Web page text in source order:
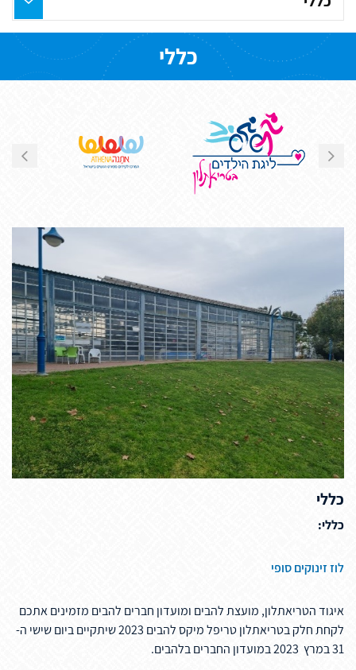
את
העמוד
הרצוי
כללי
כללי
כללי:
לוז זינוקים סופי
איגוד הטריאתלון, מועצת להבים ומועדון חברים להבים מזמינים אתכם
לקחת חלק בטריאתלון טריפל מיקס להבים 2023 שיתקיים ביום שישי ה-
31 במרץ 2023 במועדון החברים בלהבים.